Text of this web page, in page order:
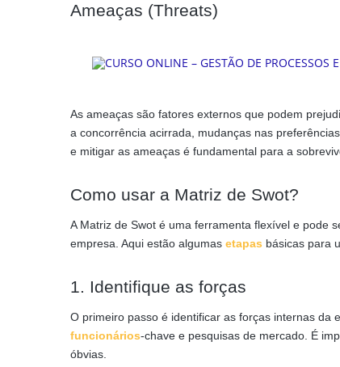
Ameaças (Threats)
As ameaças são fatores externos que podem
a concorrência acirrada, mudanças nas
e mitigar as ameaças é fundamental para a
Como usar a Matriz de Swot?
A Matriz de Swot é uma ferramenta flexível e pode
empresa. Aqui estão algumas etapas básicas para
1. Identifique as forças
O primeiro passo é identificar as forças internas da
funcionários-chave e pesquisas de mercado. É
óbvias.